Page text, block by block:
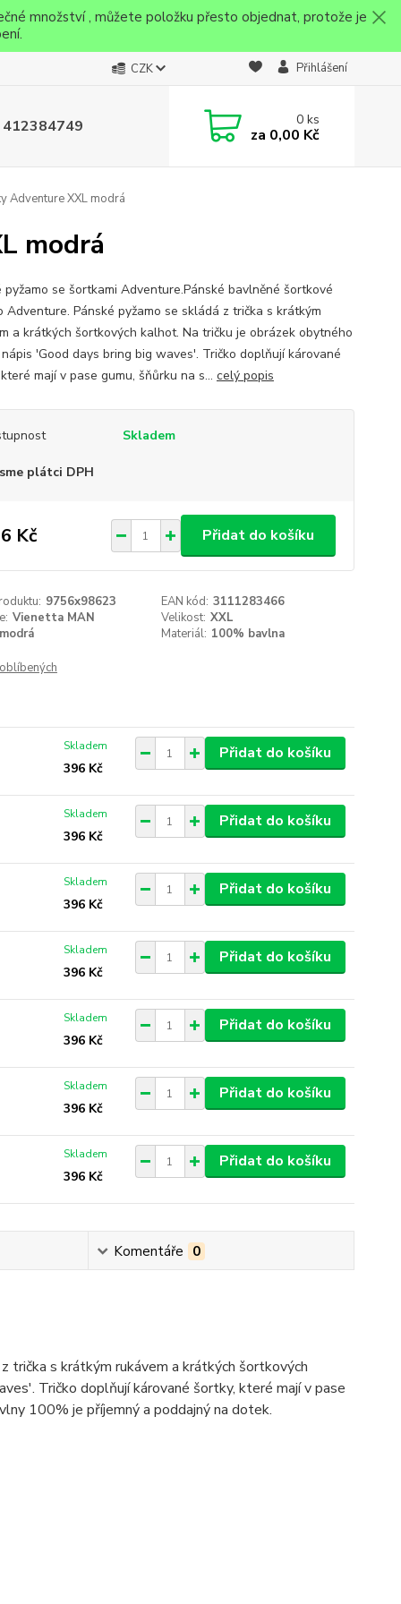
množství , můžete položku přesto objednat, protože je
CZK Přihlášení
0ks
za 0,00 Kč
Adventure XXL modrá
modrá
pyžamo se šortkami Adventure.Pánské bavlněné šortkové
Adventure. Pánské pyžamo se skládá z trička s krátkým
a krátkých šortkových kalhot. Na tričku je obrázek obytného
'Good days bring big waves'. Tričko doplňují kárované
mají v pase gumu, šňůrku na s... celý popis
Skladem
plátci DPH
Kč Přidat do košíku
9756x98623 EAN kód: 3111283466
Vienetta MAN Velikost: XXL
modrá Materiál: 100% bavlna
396 Kč
Skladem Přidat do košíku
396 Kč
Skladem Přidat do košíku
396 Kč
Skladem Přidat do košíku
396 Kč
Skladem Přidat do košíku
396 Kč
Skladem Přidat do košíku
396 Kč
Skladem Přidat do košíku
396 Kč
Skladem Přidat do košíku
Komentáře 0
trička s krátkým rukávem a krátkých šortkových
Tričko doplňují kárované šortky, které mají v pase
100% je příjemný a poddajný na dotek.